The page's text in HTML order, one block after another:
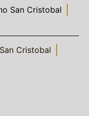
San Cristobal
Cristobal